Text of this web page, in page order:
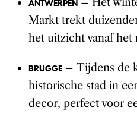
ANTWERPEN
Markt trekt
het uitzicht vanaf het
BRUGGE– Tijdens de
historische stad in
decor, perfect voor